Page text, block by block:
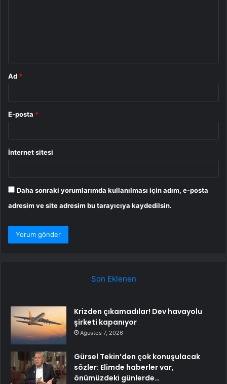
Ad *
E-posta *
İnternet sitesi
Daha sonraki yorumlarımda kullanılması için adım, e-posta
adresim ve site adresim bu tarayıcıya kaydedilsin.
Son Eklenen
Krizden çıkamadılar! Dev havayolu
şirketi kapanıyor
Ağustos 7, 2026
Gürsel Tekin’den çok konuşulacak
sözler: Elimde haberler var,
önümüzdeki günlerde…